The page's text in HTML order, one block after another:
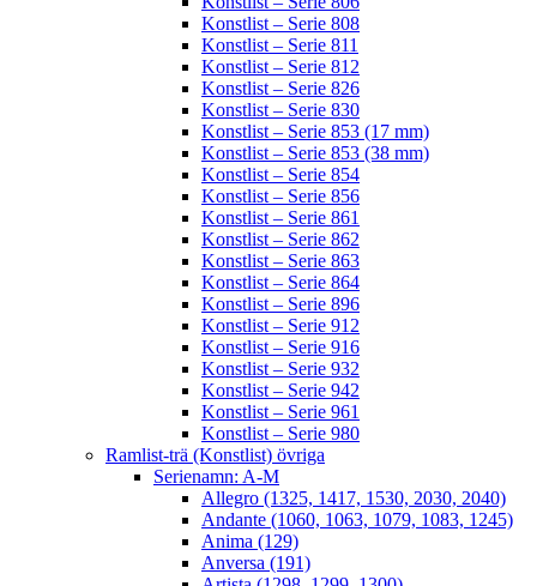
Konstlist – Serie 808
Konstlist – Serie 811
Konstlist – Serie 812
Konstlist – Serie 826
Konstlist – Serie 830
Konstlist – Serie 853 (17 mm)
Konstlist – Serie 853 (38 mm)
Konstlist – Serie 854
Konstlist – Serie 856
Konstlist – Serie 861
Konstlist – Serie 862
Konstlist – Serie 863
Konstlist – Serie 864
Konstlist – Serie 896
Konstlist – Serie 912
Konstlist – Serie 916
Konstlist – Serie 932
Konstlist – Serie 942
Konstlist – Serie 961
Konstlist – Serie 980
Ramlist-trä (Konstlist) övriga
Serienamn: A-M
Allegro (1325, 1417, 1530, 2030, 2040)
Andante (1060, 1063, 1079, 1083, 1245)
Anima (129)
Anversa (191)